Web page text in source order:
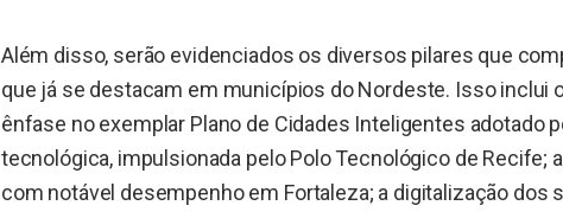
Além disso, serão evidenciados os diversos pilares que
que já se destacam em municípios do Nordeste. Isso inclui
ênfase no exemplar Plano de Cidades Inteligentes adotado
tecnológica, impulsionada pelo Polo Tecnológico de Recife;
com notável desempenho em Fortaleza; a digitalização